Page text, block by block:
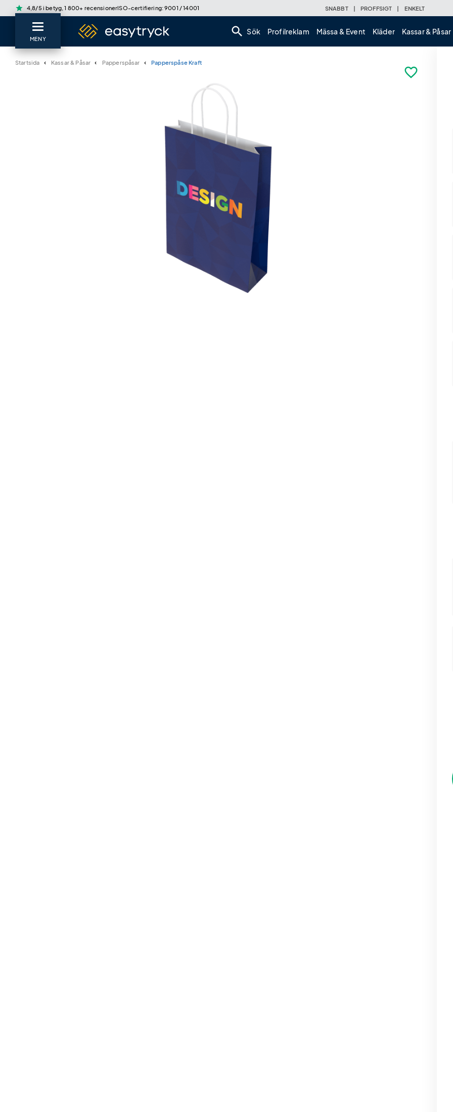
star 4,8/5 i betyg, 1 800+ recensionerISO-certifiering: 9001 / 14001 SNABBT | PROFFSIGT | ENKELT
search Sök Profilreklam Mässa & Event Kläder Kassar & Påsar
MENY
Startsida Kassar & Påsar Papperspåsar Papperspåse Kraft
favorite_border